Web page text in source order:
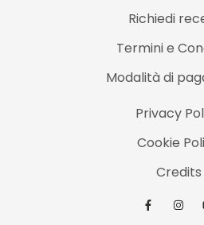
Richiedi
Termini e
Modalità di
Privacy
Cookie
Credits